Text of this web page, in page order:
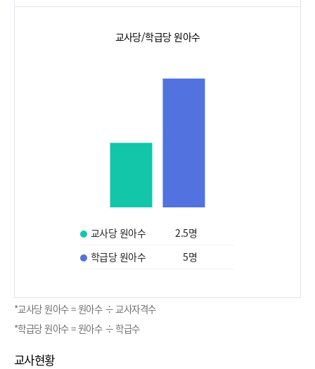
교사당/학급당 원아수
교사당 원아수 2.5명
학급당 원아수
5명
*교사당 원아수 = 원아수 ÷ 교사자격수
*학급당 원아수 = 원아수 ÷ 학급수
교사현황